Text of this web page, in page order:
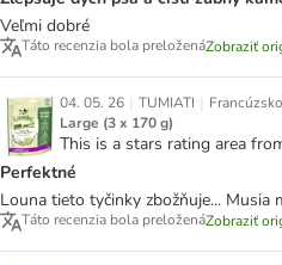
Veľmi dobré
Táto recenzia bola preloženáZobraziť
04. 05. 26 | TUMIATI | Francúzsko
Large (3 x 170 g)
This is a stars rating area
Perfektné
Louna tieto tyčinky zbožňuje... Musia
Táto recenzia bola preloženáZobraziť